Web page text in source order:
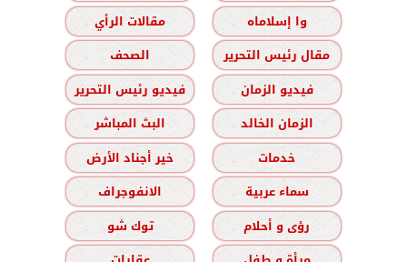
وا إسلاماه
مقالات الرأي
مقال رئيس التحرير
الصحف
فيديو الزمان
فيديو رئيس التحرير
الزمان الخالد
البث المباشر
خدمات
خير أجناد الأرض
سماء عربية
الانفوجراف
رؤى و أحلام
توك شو